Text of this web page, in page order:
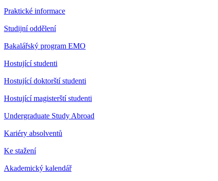
Praktické informace
Studijní oddělení
Bakalářský program EMO
Hostující studenti
Hostující doktorští studenti
Hostující magisterští studenti
Undergraduate Study Abroad
Kariéry absolventů
Ke stažení
Akademický kalendář